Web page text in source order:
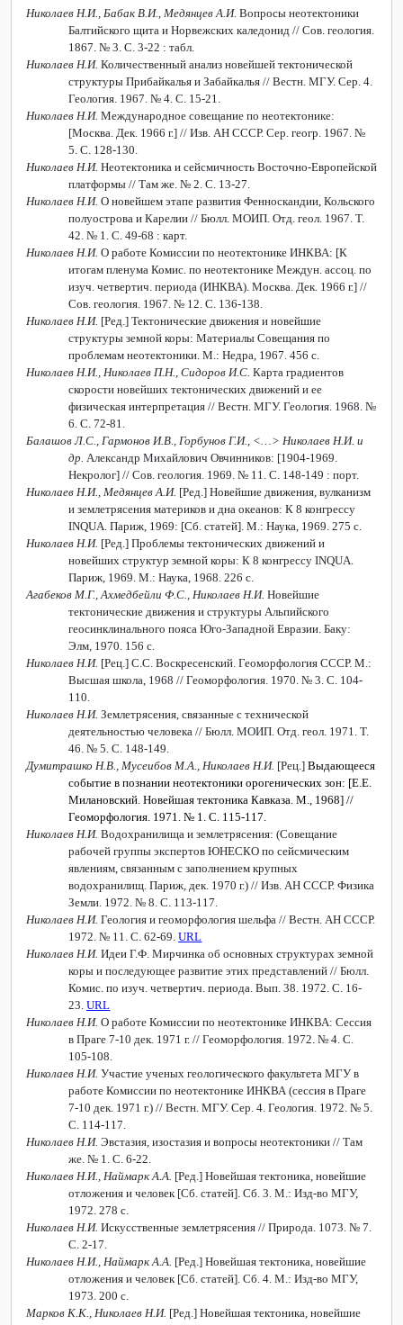
Николаев Н.И., Бабак В.И., Медянцев А.И. Вопросы неотектоники
Балтийского щита и Норвежских каледонид // Сов. геология.
1867. № 3. С. 3-22 : табл.
Николаев Н.И. Количественный анализ новейшей тектонической
структуры Прибайкалья и Забайкалья // Вестн. МГУ. Сер. 4.
Геология. 1967. № 4. С. 15-21.
Николаев Н.И. Международное совещание по неотектонике:
[Москва. Дек. 1966 г.] // Изв. АН СССР. Сер. геогр. 1967. №
5. С. 128-130.
Николаев Н.И. Неотектоника и сейсмичность Восточно-Европейской
платформы // Там же. № 2. С. 13-27.
Николаев Н.И. О новейшем этапе развития Фенноскандии, Кольского
полуострова и Карелии // Бюлл. МОИП. Отд. геол. 1967. Т.
42. № 1. С. 49-68 : карт.
Николаев Н.И. О работе Комиссии по неотектонике ИНКВА: [К
итогам пленума Комис. по неотектонике Междун. ассоц. по
изуч. четвертич. периода (ИНКВА). Москва. Дек. 1966 г.] //
Сов. геология. 1967. № 12. С. 136-138.
Николаев Н.И. [Ред.] Тектонические движения и новейшие
структуры земной коры: Материалы Совещания по
проблемам неотектоники. М.: Недра, 1967. 456 с.
Николаев Н.И., Николаев П.Н., Сидоров И.С. Карта градиентов
скорости новейших тектонических движений и ее
физическая интерпретация // Вестн. МГУ. Геология. 1968. №
6. С. 72-81.
Балашов Л.С., Гармонов И.В., Горбунов Г.И., <…> Николаев Н.И. и
др. Александр Михайлович Овчинников: [1904-1969.
Некролог] // Сов. геология. 1969. № 11. С. 148-149 : порт.
Николаев Н.И., Медянцев А.И. [Ред.] Новейшие движения, вулканизм
и землетрясения материков и дна океанов: К 8 конгрессу
INQUA. Париж, 1969: [Сб. статей]. М.: Наука, 1969. 275 с.
Николаев Н.И. [Ред.] Проблемы тектонических движений и
новейших структур земной коры: К 8 конгрессуINQUA
Париж, 1969. М.: Наука, 1968. 226 с.
Агабеков М.Г., Ахмедбейли Ф.С., Николаев Н.И. Новейшие
тектонические движения и структуры Альпийского
геосинклинального пояса Юго-Западной Евразии. Баку:
Элм, 1970. 156 с.
Николаев Н.И. [Рец.] С.С. Воскресенский. Геоморфология СССР. М.:
Высшая школа, 1968 // Геоморфология. 1970. № 3. С. 104-
110.
Николаев Н.И. Землетрясения, связанные с технической
деятельностью человека // Бюлл. МОИП. Отд. геол. 1971. Т.
46. № 5. С. 148-149.
Думитрашко Н.В., Мусеибов М.А., Николаев Н.И. [Рец.] Выдающееся
событие в познании неотектоники орогенических зон: [Е.Е.
Милановский. Новейшая тектоника Кавказа. М., 1968] //
Геоморфология. 1971. № 1. С. 115-117.
Николаев Н.И. Водохранилища и землетрясения: (Совещание
рабочей группы экспертов ЮНЕСКО по сейсмическим
явлениям, связанным с заполнением крупных
водохранилищ. Париж, дек. 1970 г.) // Изв. АН СССР. Физика
Земли. 1972. № 8. С. 113-117.
Николаев Н.И. Геология и геоморфология шельфа // Вестн. АН СССР.
1972. № 11. С. 62-69.URL
Николаев Н.И. Идеи Г.Ф. Мирчинка об основных структурах земной
коры и последующее развитие этих представлений // Бюлл.
Комис. по изуч. четвертич. периода. Вып. 38. 1972. С. 16-
23.URL
Николаев Н.И. О работе Комиссии по неотектонике ИНКВА: Сессия
в Праге 7-10 дек. 1971 г. // Геоморфология. 1972. № 4. С.
105-108.
Николаев Н.И. Участие ученых геологического факультета МГУ в
работе Комиссии по неотектонике ИНКВА (сессия в Праге
7-10 дек. 1971 г.) // Вестн. МГУ. Сер. 4. Геология. 1972. № 5.
С. 114-117.
Николаев Н.И. Эвстазия, изостазия и вопросы неотектоники // Там
же. № 1. С. 6-22.
Николаев Н.И., Наймарк А.А. [Ред.] Новейшая тектоника, новейшие
отложения и человек [Сб. статей]. Сб. 3. М.: Изд-во МГУ,
1972. 278 с.
Николаев Н.И. Искусственные землетрясения // Природа. 1073. № 7.
С. 2-17.
Николаев Н.И., Наймарк А.А. [Ред.] Новейшая тектоника, новейшие
отложения и человек [Сб. статей]. Сб. 4. М.: Изд-во МГУ,
1973. 200 с.
Марков К.К., Николаев Н.И. [Ред.] Новейшая тектоника, новейшие